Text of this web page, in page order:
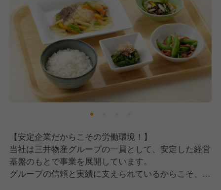
【安定企業だからこその労働環境！】
当社は三井物産グループの一員として、安定した経営
基盤のもとで事業を展開しています。
グループの信頼と実績に支えられているからこそ、社